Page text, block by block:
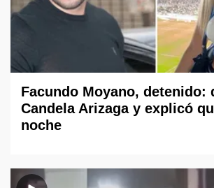
Facundo Moyano, detenido:
Candela Arizaga y explicó
noche